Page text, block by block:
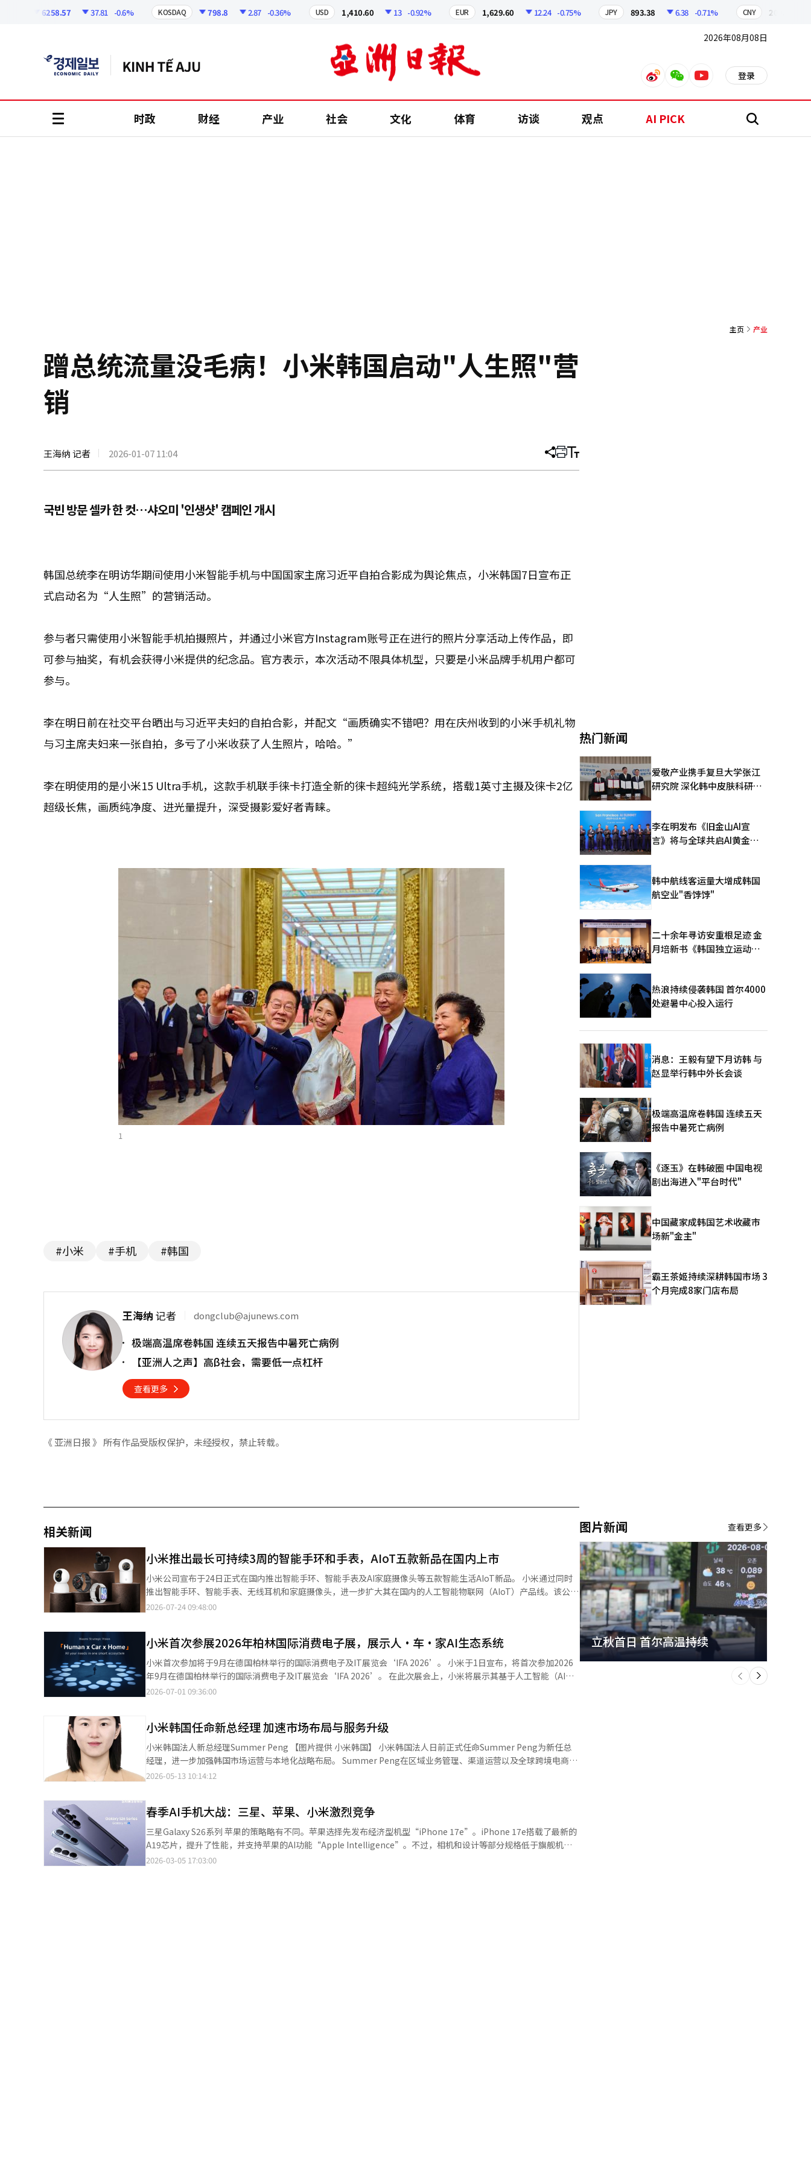
6258.57 37.81 -0.6% KOSDAQ 798.8 2.87 -0.36% USD 1,410.60 13 -0.92% EUR 1,629.60 12.24 -0.75% JPY 893.38 6.38 -0.71% CNY 209.17
2026年08月08日
weiboweixinyoutube 登录
时政 财经 产业 社会 文化 体育 访谈 观点 AI PICK 搜
主页 产业
蹭总统流量没毛病！小米韩国启动"人生照"营
销
王海纳 记者 2026-01-07 11:04 分
文
打 调
大
국빈 방문 셀카 한 컷…샤오미 '인생샷' 캠페인 개시
韩国总统李在明访华期间使用小米智能手机与中国国家主席习近平自拍合影成为舆论焦点，小米韩国7日宣布正
式启动名为“人生照”的营销活动。
参与者只需使用小米智能手机拍摄照片，并通过小米官方Instagram账号正在进行的照片分享活动上传作品，即
可参与抽奖，有机会获得小米提供的纪念品。官方表示，本次活动不限具体机型，只要是小米品牌手机用户都可
参与。
李在明日前在社交平台晒出与习近平夫妇的自拍合影，并配文“画质确实不错吧？用在庆州收到的小米手机礼物
与习主席夫妇来一张自拍，多亏了小米收获了人生照片，哈哈。”
李在明使用的是小米15 Ultra手机，这款手机联手徕卡打造全新的徕卡超纯光学系统，搭载1英寸主摄及徕卡2亿
超级长焦，画质纯净度、进光量提升，深受摄影爱好者青睐。
1
#小米 #手机 #韩国
王海纳 记者 dongclub@ajunews.com
极端高温席卷韩国 连续五天报告中暑死亡病例
【亚洲人之声】高β社会，需要低一点杠杆
查看更多
《 亚洲日报 》 所有作品受版权保护，未经授权，禁止转载。
相关新闻
小米推出最长可持续3周的智能手环和手表，AIoT五款新品在国内上市
小米公司宣布于24日正式在国内推出智能手环、智能手表及AI家庭摄像头等五款智能生活AIoT新品。 小米通过同时
推出智能手环、智能手表、无线耳机和家庭摄像头，进一步扩大其在国内的人工智能物联网（AIoT）产品线。该公司
强调构建连接可穿戴设备、音频设备和智能家居的生态系统，而不仅仅是单一设备的销售。 小米公司宣布，从24日
AMOLED显示屏，最高亮度可达2000尼特。在轻量模式下，单次充电最长可使用21天。 新款PPG传感器和睡眠分析
算法可用于测量心率和睡眠数据，支持150多种运动模式和独立卫星导航系统（GNSS）。其售价为99,800韩元。 手
表S5 46mm具备双频GNSS、离线地图、跑步姿势分析和跌倒检测功能，重量约为46克，轻量模式下电池续航时间最
长可达21天，出厂价为238,000韩元。 Redmi Buds 8提供最高50dB的主动噪声取消功能，耳塞单独使用最长可达11
小时，配合充电盒使用最长可达44小时。还具备10分钟充电可实现最长4小时播放的快速充电功能。 家庭安全产品线
及婴儿的哭声，并配备物理隐私快门。 智能摄像头C500支持3.5K分辨率和1TOPS级别的AI运算性能，能够实时识别
并追踪人和宠物，具备隐私功能和加密传输技术。 发布折扣方面，Redmi Buds 8的折扣率最高，约为12.7%；手表
S5约为8.4%；C701 Pro约为6.3%。 小米还对部分产品提供发布折扣。Redmi Buds 8将在下个月16日前以54,800韩
元的价格出售，手表S5在同一时期为218,000韩元，而C701 Pro将在下个月24日前以149,800韩元的价格出售。 小米
公司相关人士表示：“国内消费者对可穿戴设备和智能家居产品的关注度不断提高，我们将加强产品间的连接性，持
2026-07-24 09:48:00
小米首次参展2026年柏林国际消费电子展，展示人·车·家AI生态系统
小米首次参加将于9月在德国柏林举行的国际消费电子及IT展览会‘IFA 2026’。 小米于1日宣布，将首次参加2026
年9月在德国柏林举行的国际消费电子及IT展览会‘IFA 2026’。 在此次展会上，小米将展示其基于人工智能（AI）
的综合智能生态系统战略——‘人·车·家’愿景，以及相关的新产品和技术。 小米还将展示通过AI展现的未来日常
清洁、娱乐等130多个类别，约2000种产品。 小米相关人士表示：“通过IFA 2026，我们将现场证明AI如何超越单个
设备，将日常生活连接起来。”※ 本报道经人工智能（AI）系统翻译与编辑。
2026-07-01 09:36:00
小米韩国任命新总经理 加速市场布局与服务升级
小米韩国法人新总经理Summer Peng 【图片提供 小米韩国】 小米韩国法人日前正式任命Summer Peng为新任总
经理，进一步加强韩国市场运营与本地化战略布局。 Summer Peng在区域业务管理、渠道运营以及全球跨境电商领
域拥有丰富从业经验，长期以来在小米多个海外市场推动业务发展，曾全面负责小米在港澳地区的业务，成功推动当
核心职位，负责产品运营及制定消费者战略等，积累了深厚的行业经验。 小米韩国方面表示，此次人事调整是集团应
对快速变化的全球商业环境、进一步提升韩国市场运营效率的重要举措。未来，小米将持续加强产品竞争力与渠道运
营能力，并深化与韩国消费者及合作伙伴之间的协作关系。 小米韩国近来持续扩大产品阵容，先后在韩国市场推出包
括Xiaomi 17 Series、POCO X8 Pro等智能手机产品，以及REDMI Pad 2 9.7、Xiaomi Pad 8、REDMI Buds 8 Pro、
Xiaomi Watch 5等多款AIoT智能生态设备，持续丰富本地产品矩阵。 小米韩国目前已通过官方线上商城、Naver品
2026-05-13 10:14:12
春季AI手机大战：三星、苹果、小米激烈竞争
三星Galaxy S26系列 苹果的策略略有不同。苹果选择先发布经济型机型“iPhone 17e”。iPhone 17e搭载了最新的
A19芯片，提升了性能，并支持苹果的AI功能“Apple Intelligence”。不过，相机和设计等部分规格低于旗舰机
型，以降低价格。业内人士认为，苹果通过经济型机型确认市场需求，同时为提高AI功能的完成度争取时间。预计苹
2026-03-05 17:03:00
热门新闻
爱敬产业携手复旦大学张江
研究院 深化韩中皮肤科研合
李在明发布《旧金山AI宣
言》将与全球共启AI黄金时
韩中航线客运量大增成韩国
航空业"香饽饽"
二十余年寻访安重根足迹 金
月培新书《韩国独立运动圣
热浪持续侵袭韩国 首尔4000
处避暑中心投入运行
消息：王毅有望下月访韩 与
赵显举行韩中外长会谈
极端高温席卷韩国 连续五天
报告中暑死亡病例
《逐玉》在韩破圈 中国电视
剧出海进入"平台时代"
中国藏家成韩国艺术收藏市
场新"金主"
霸王茶姬持续深耕韩国市场 3
个月完成8家门店布局
图片新闻
立秋首日 首尔高温持续
下
一
个
查看更多